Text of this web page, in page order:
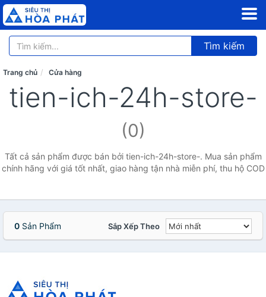
Tìm kiếm
Trang chủ Cửa hàng
tien-ich-24h-store-
(0)
Tất cả sản phẩm được bán bởi tien-ich-24h-store-. Mua sản phẩm
chính hãng với giá tốt nhất, giao hàng tận nhà miễn phí, thu hộ COD
0 Sản Phẩm Sắp Xếp Theo